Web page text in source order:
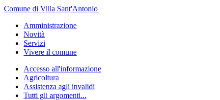
Comune di Villa Sant'Antonio
Amministrazione
Novità
Servizi
Vivere il comune
Accesso all'informazione
Agricoltura
Assistenza agli invalidi
Tutti gli argomenti...